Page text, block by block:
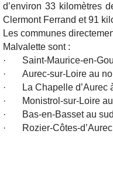
d’environ 33 kilomètres
Clermont Ferrand et 91
Les communes
Malvalette sont :
· Saint-Maurice-en-
· Aurec-sur-Loire au
· La Chapelle d’Aurec
· Monistrol-sur-Loire au
· Bas-en-Basset au sud
· Rozier-Côtes-d’Aurec